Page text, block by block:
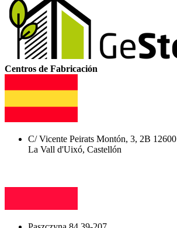
Centros de Fabricación
C/ Vicente Peirats Montón, 3, 2B 12600
La Vall d'Uixó, Castellón